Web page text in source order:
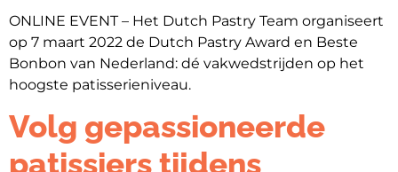
ONLINE EVENT – Het Dutch Pastry Team organiseert
op 7 maart 2022 de Dutch Pastry Award en Beste
Bonbon van Nederland: dé vakwedstrijden op het
hoogste patisserieniveau.
Volg gepassioneerde
patissiers tijdens